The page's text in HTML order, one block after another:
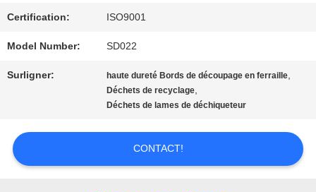
LA
QUALITÉ
NOUVELLES
LES
Certification: ISO9001
Model Number: SD022
Surligner: haute dureté Bords de découpage en ferraille,
Déchets de recyclage,
Déchets de lames de déchiqueteur
CONTACT!